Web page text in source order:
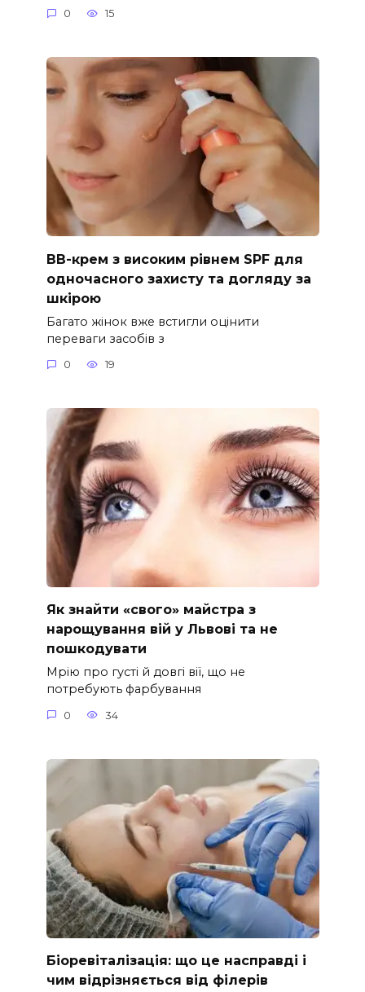
0 15
ВВ-крем з високим рівнем SPF для
одночасного захисту та догляду за
шкірою
Багато жінок вже встигли оцінити
переваги засобів з
0 19
Як знайти «свого» майстра з
нарощування вій у Львові та не
пошкодувати
Мрію про густі й довгі вії, що не
потребують фарбування
0 34
Біоревіталізація: що це насправді і
чим відрізняється від філерів